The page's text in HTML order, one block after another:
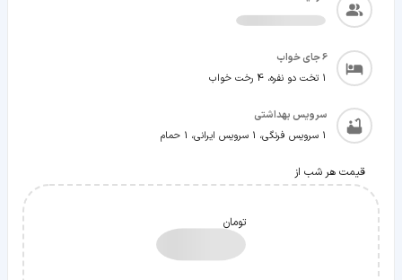
6جای خواب
1 تخت دو نفره، 4 رخت خواب
سرویس بهداشتی
1 سرویس فرنگی، 1 سرویس ایرانی، 1 حمام
قیمت هر شب از
تومان